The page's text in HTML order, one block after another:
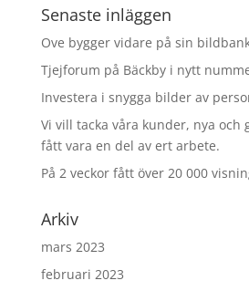
Senaste inläggen
Ove bygger vidare på sin
Tjejforum på Bäckby i nytt
Investera i snygga bilder av
Vi vill tacka våra kunder, nya och
fått vara en del av ert arbete.
På 2 veckor fått över 20 000
Arkiv
mars 2023
februari 2023